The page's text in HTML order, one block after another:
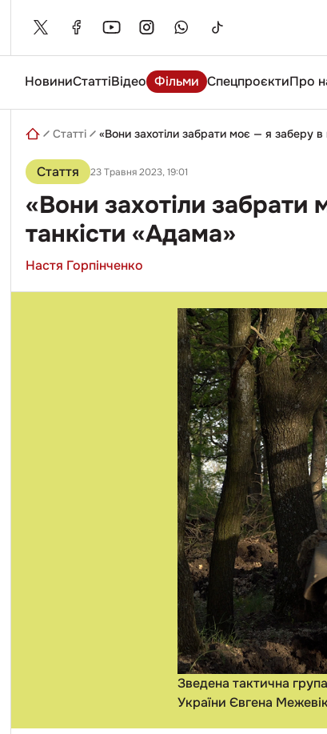
content
НовиниСтаттіВідео Фільми СпецпроєктиПро
Введіть
Статті «Вони захотіли забрати моє — я заберу
Стаття 23 Травня 2023, 19:01
«Вони захотіли
танкісти «Адама»
Настя Горпінченко
Зведена тактична
України Євгена